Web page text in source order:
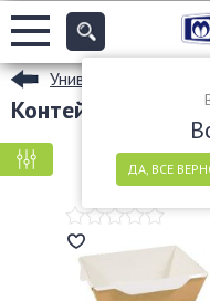
ДА, ВСЕ
Универсальные
Контейнеры из